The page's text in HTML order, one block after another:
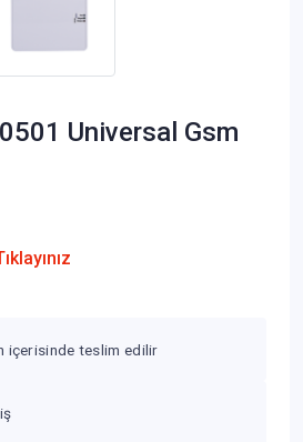
Universal Gsm
içerisinde teslim edilir